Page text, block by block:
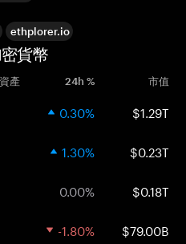
ethplorer.io
貨幣
資產 24h % 市值
0.30% $1.29T
1.30% $0.23T
0.00% $0.18T
-1.80% $79.00B